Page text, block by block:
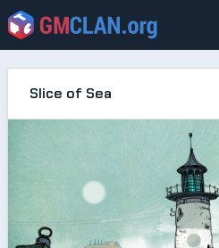
Slice of Sea